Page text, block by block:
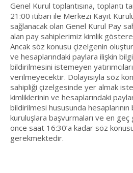
Genel Kurul toplantısına, toplantı
21:00 itibari ile Merkezi Kayıt
sağlanacak olan Genel Kurul Pay
alan pay sahiplerimiz kimlik
Ancak söz konusu çizelgenin
ve hesaplarındaki paylara ilişkin
bildirilmesini istemeyen
verilmeyecektir. Dolayısıyla söz
sahipliği çizelgesinde yer almak
kimliklerinin ve hesaplarındaki
bildirilmesi hususunda hesaplarının
kuruluşlara başvurmaları ve en
önce saat 16:30’a kadar söz konusu
gerekmektedir.